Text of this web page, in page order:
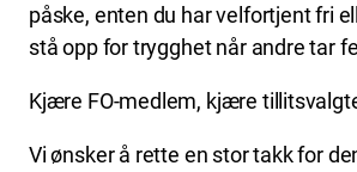
påske, enten du har velfortjent fri
stå opp for trygghet når andre tar
Kjære FO-medlem, kjære
Vi ønsker å rette en stor takk for